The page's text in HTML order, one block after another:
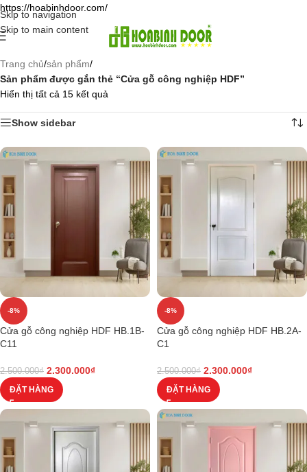
https://hoabinhdoor.com/
Skip to navigation
Skip to main content
Trang chủ/sản phẩm/
Sản phẩm được gắn thẻ “Cửa gỗ công nghiệp HDF”
Hiển thị tất cả 15 kết quả
Show sidebar
-8%
Cửa gỗ công nghiệp HDF HB.1B-
C11
2.500.000₫ 2.300.000₫
ĐẶT HÀNG
-8%
Cửa gỗ công nghiệp HDF HB.2A-
C1
2.500.000₫ 2.300.000₫
ĐẶT HÀNG